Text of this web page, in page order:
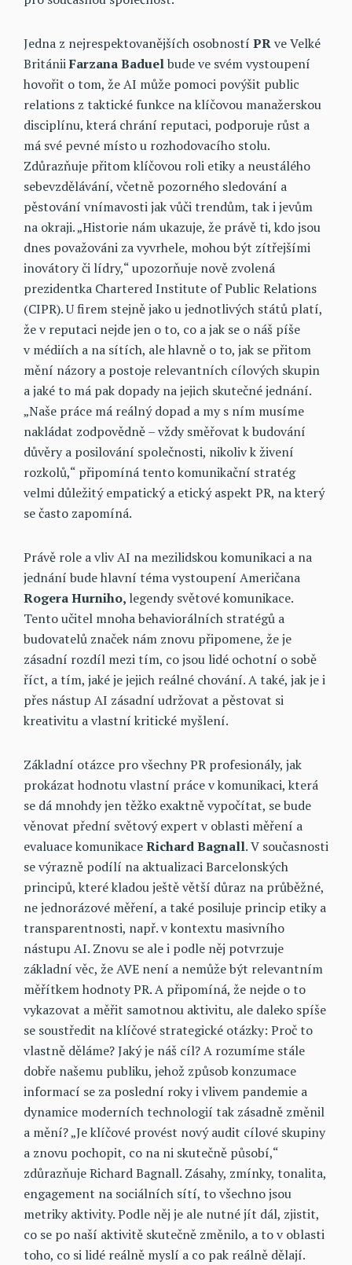
Jedna z nejrespektovanějších osobností PRve Velké
BritániiFarzana Baduelbude ve svém vystoupení
hovořit o tom, že AI může pomoci povýšit public
relations z taktické funkce na klíčovou manažerskou
disciplínu, která chrání reputaci, podporuje růst a
má své pevné místo u rozhodovacího stolu.
Zdůrazňuje přitom klíčovou roli etiky a neustálého
sebevzdělávání, včetně pozorného sledování a
pěstování vnímavosti jak vůči trendům, tak i jevům
na okraji. „Historie nám ukazuje, že právě ti, kdo jsou
dnes považováni za vyvrhele, mohou být zítřejšími
inovátory či lídry,“ upozorňuje nově zvolená
prezidentka Chartered Institute of Public Relations
(CIPR). U firem stejně jako u jednotlivých států platí,
že v reputaci nejde jen o to, co a jak se o náš píše
v médiích a na sítích, ale hlavně o to, jak se přitom
mění názory a postoje relevantních cílových skupin
a jaké to má pak dopady na jejich skutečné jednání.
„Naše práce má reálný dopad a my s ním musíme
nakládat zodpovědně – vždy směřovat k budování
důvěry a posilování společnosti, nikoliv k živení
rozkolů,“ připomíná tento komunikační stratég
velmi důležitý empatický a etický aspekt PR, na který
se často zapomíná.
Právě role a vliv AI na mezilidskou komunikaci a na
jednání bude hlavní téma vystoupení Američana
Rogera Hurniho, legendy světové komunikace.
Tento učitel mnoha behaviorálních stratégů a
budovatelů značek nám znovu připomene, že je
zásadní rozdíl mezi tím, co jsou lidé ochotní o sobě
říct, a tím, jaké je jejich reálné chování. A také, jak je i
přes nástup AI zásadní udržovat a pěstovat si
kreativitu a vlastní kritické myšlení.
Základní otázce pro všechny PR profesionály, jak
prokázat hodnotu vlastní práce v komunikaci, která
se dá mnohdy jen těžko exaktně vypočítat, se bude
věnovat přední světový expert v oblasti měření a
evaluace komunikaceRichard Bagnall. V současnosti
se výrazně podílí na aktualizaci Barcelonských
principů, které kladou ještě větší důraz na průběžné,
ne jednorázové měření, a také posiluje princip etiky a
transparentnosti, např. v kontextu masivního
nástupu AI. Znovu se ale i podle něj potvrzuje
základní věc, že AVE není a nemůže být relevantním
měřítkem hodnoty PR. A připomíná, že nejde o to
vykazovat a měřit samotnou aktivitu, ale daleko spíše
se soustředit na klíčové strategické otázky: Proč to
vlastně děláme? Jaký je náš cíl? A rozumíme stále
dobře našemu publiku, jehož způsob konzumace
informací se za poslední roky i vlivem pandemie a
dynamice moderních technologií tak zásadně změnil
a mění? „Je klíčové provést nový audit cílové skupiny
a znovu pochopit, co na ni skutečně působí,“
zdůrazňuje Richard Bagnall. Zásahy, zmínky, tonalita,
engagement na sociálních sítí, to všechno jsou
metriky aktivity. Podle něj je ale nutné jít dál, zjistit,
co se po naší aktivitě skutečně změnilo, a to v oblasti
toho, co si lidé reálně myslí a co pak reálně dělají.